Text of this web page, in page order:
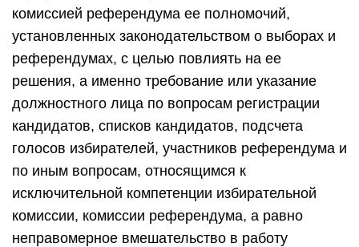
комиссией референдума ее полномочий,
установленных законодательством о выборах и
референдумах, с целью повлиять на ее
решения, а именно требование или указание
должностного лица по вопросам регистрации
кандидатов, списков кандидатов, подсчета
голосов избирателей, участников референдума и
по иным вопросам, относящимся к
исключительной компетенции избирательной
комиссии, комиссии референдума, а равно
неправомерное вмешательство в работу